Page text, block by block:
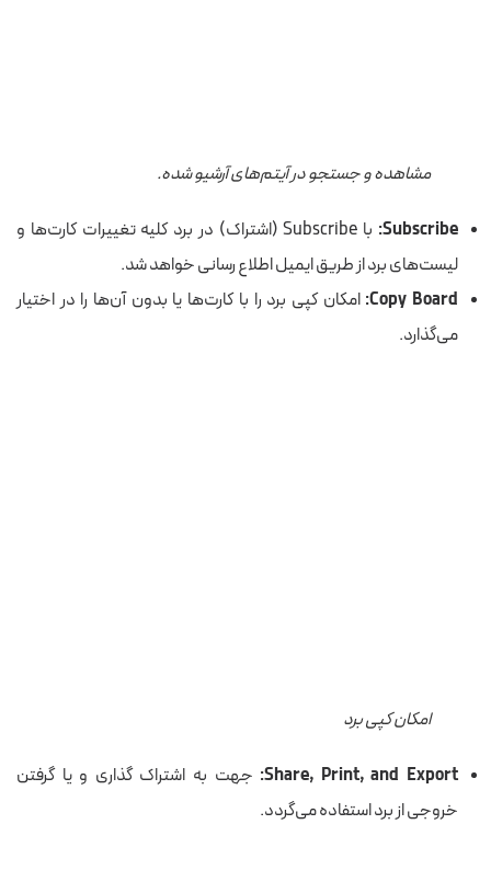
مشاهده و جستجو در آیتم‌های آرشیو شده.
Subscribe:
با Subscribe (اشتراک) در برد کلیه تغییرات کارت‌ها و
لیست‌های برد از طریق ایمیل اطلاع رسانی خواهد شد.
Copy Board: امکان کپی برد را با کارت‌ها یا بدون آن‌ها را در اختیار
می‌گذارد.
امکان کپی برد
Share, Print, and Export: جهت به اشتراک گذاری و یا گرفتن
خروجی از برد استفاده می‌گردد.